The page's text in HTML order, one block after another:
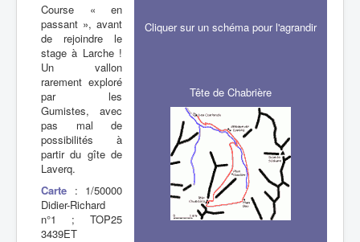
Cliquer sur un schéma pour l'agrandir
Tête de Chabrière
Course « en
passant », avant
de rejoindre le
stage à Larche !
Un vallon
rarement exploré
par les
Gumistes, avec
pas mal de
possibilités à
partir du gîte de
Laverq.
Carte : 1/50000
Didier-Richard
n°1 ; TOP25
3439ET